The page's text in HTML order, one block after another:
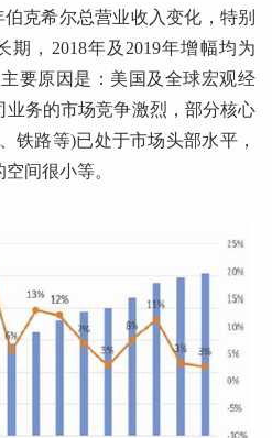
伯克希尔总营业收入变化，特别
期，2018年及2019年增幅均为
要原因是：美国及全球宏观经
务的市场竞争激烈，部分核心
铁路等)已处于市场头部水平，
间很小等。